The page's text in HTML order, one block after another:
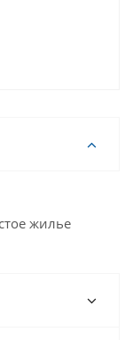
жилье